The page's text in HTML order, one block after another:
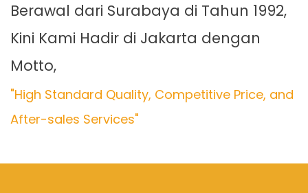
Berawal dari Surabaya di Tahun 1992,
Kini Kami Hadir di Jakarta dengan
Motto,
"High Standard Quality, Competitive Price, and
After-sales Services"